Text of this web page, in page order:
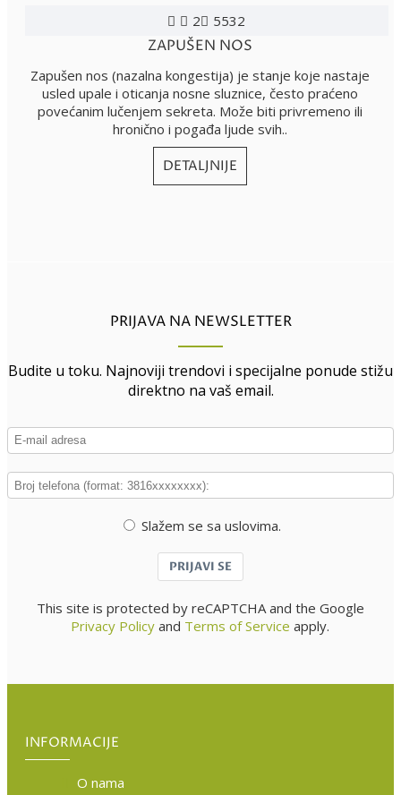
2 5532
ZAPUŠEN NOS
Zapušen nos (nazalna kongestija) je stanje koje nastaje
usled upale i oticanja nosne sluznice, često praćeno
povećanim lučenjem sekreta. Može biti privremeno ili
hronično i pogađa ljude svih..
DETALJNIJE
PRIJAVA NA NEWSLETTER
Budite u toku. Najnoviji trendovi i specijalne ponude stižu
direktno na vaš email.
Slažem se sa uslovima.
PRIJAVI SE
This site is protected by reCAPTCHA and the Google
Privacy Policy and Terms of Service apply.
INFORMACIJE
O nama